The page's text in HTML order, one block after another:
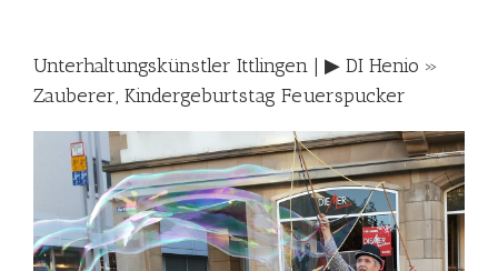
Unterhaltungskünstler Ittlingen | ▶︎ DI Henio »
Zauberer, Kindergeburtstag Feuerspucker